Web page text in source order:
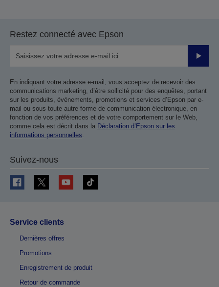
Restez connecté avec Epson
Valider
En indiquant votre adresse e-mail, vous acceptez de recevoir des
communications marketing, d’être sollicité pour des enquêtes, portant
sur les produits, événements, promotions et services d’Epson par e-
mail ou sous toute autre forme de communication électronique, en
fonction de vos préférences et de votre comportement sur le Web,
comme cela est décrit dans la Déclaration d’Epson sur les
informations personnelles.
Suivez-nous
Service clients
Dernières offres
Promotions
Enregistrement de produit
Retour de commande